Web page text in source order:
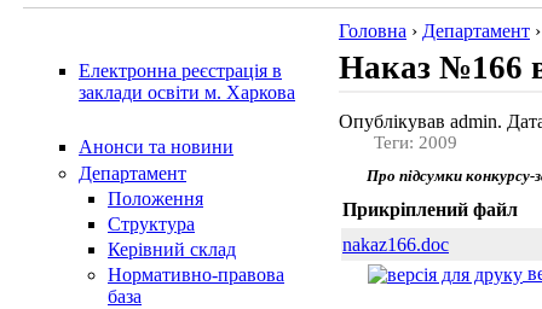
Електронна реєстрація в
заклади освіти м. Харкова
Анонси та новини
Департамент
Положення
Структура
Керівний склад
Нормативно-правова
база
Головна › Департамент
Наказ №166
Опублікував admin.
Теги: 2009
Про підсумки
Прикріплений файл
nakaz166.doc